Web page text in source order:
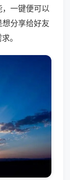
一键便可以
分享给好友
。